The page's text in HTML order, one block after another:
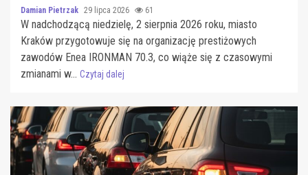
Damian Pietrzak 29 lipca 2026 61
W nadchodzącą niedzielę, 2 sierpnia 2026 roku, miasto
Kraków przygotowuje się na organizację prestiżowych
zawodów Enea IRONMAN 70.3, co wiąże się z czasowymi
zmianami w... Czytaj dalej